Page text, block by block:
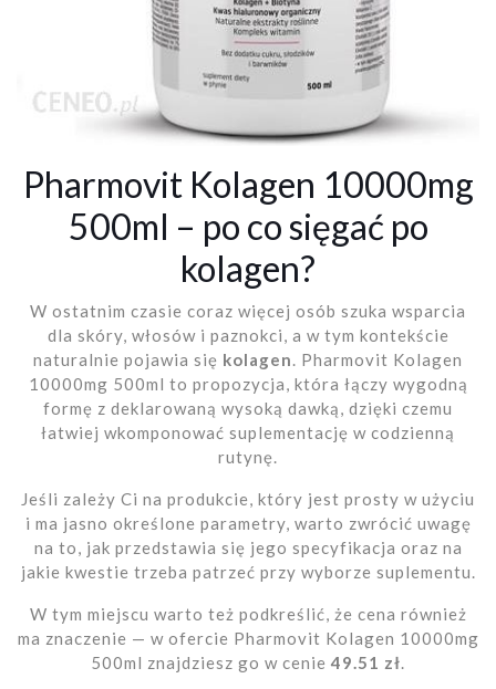
Pharmovit Kolagen 10000mg
500ml – po co sięgać po
kolagen?
W ostatnim czasie coraz więcej osób szuka wsparcia
dla skóry, włosów i paznokci, a w tym kontekście
naturalnie pojawia się kolagen
. Pharmovit Kolagen
10000mg 500ml to propozycja, która łączy wygodną
formę z deklarowaną wysoką dawką, dzięki czemu
łatwiej wkomponować suplementację w codzienną
rutynę.
Jeśli zależy Ci na produkcie, który jest prosty w użyciu
i ma jasno określone parametry, warto zwrócić uwagę
na to, jak przedstawia się jego specyfikacja oraz na
jakie kwestie trzeba patrzeć przy wyborze suplementu.
W tym miejscu warto też podkreślić, że cena również
ma znaczenie — w ofercie Pharmovit Kolagen 10000mg
500ml znajdziesz go w cenie 49.51 zł